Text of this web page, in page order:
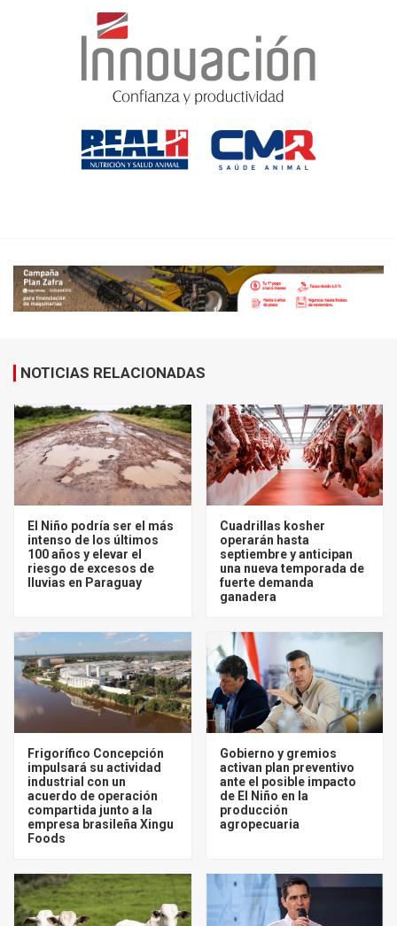
NOTICIAS RELACIONADAS
El Niño podría ser el más
intenso de los últimos
100 años y elevar el
riesgo de excesos de
lluvias en Paraguay
Cuadrillas kosher
operarán hasta
septiembre y anticipan
una nueva temporada de
fuerte demanda
ganadera
Frigorífico Concepción
impulsará su actividad
industrial con un
acuerdo de operación
compartida junto a la
empresa brasileña Xingu
Foods
Gobierno y gremios
activan plan preventivo
ante el posible impacto
de El Niño en la
producción
agropecuaria